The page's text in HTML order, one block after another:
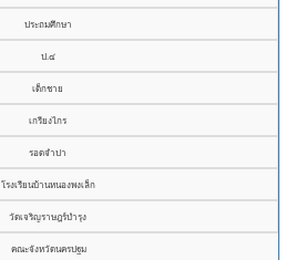
ประถมศึกษา
ป.๔
เด็กชาย
เกรียงไกร
รอดจำปา
โรงเรียนบ้านหนองพงเล็ก
วัดเจริญราษฎร์บำรุง
คณะจังหวัดนครปฐม